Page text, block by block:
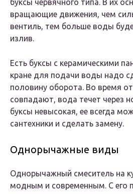
буксы червячного типа. В их
вращающие движения, чем
вентиль, тем больше воды
излив.
Есть буксы с керамическими
кране для подачи воды надо
половину оборота. Во время
совпадают, вода течет через
буксы невысокая, ее всегда
сантехники и сделать замену.
Однорычажные виды
Однорычажный смеситель на
модным и современным. С его